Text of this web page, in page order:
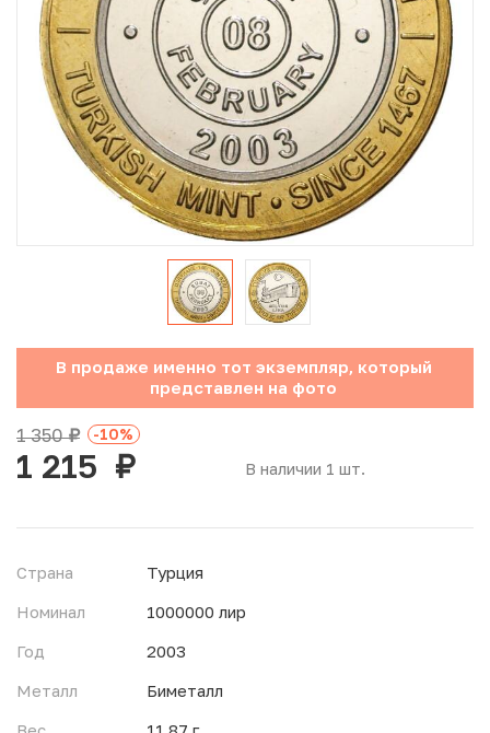
Юбилейные монеты Банка России (с 1999 года)
Памятные и инвестиционные монеты СССР и России
Иностранные монеты
Неофициальные выпуски монет (Unusual)
Античные и средневековые монеты
В продаже именно тот экземпляр, который
представлен на фото
В наличии 1 шт.
1 350руб. -10%
1 215 руб.
Страна
Турция
Номинал
1000000 лир
Год
2003
Металл
Биметалл